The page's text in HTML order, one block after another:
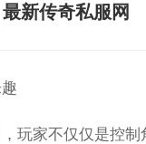
最新传奇私服网
玩家不仅仅是控制